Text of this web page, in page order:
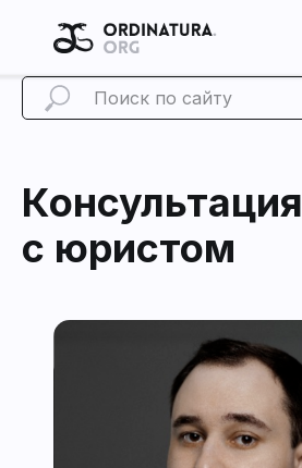
Консультация
с юристом